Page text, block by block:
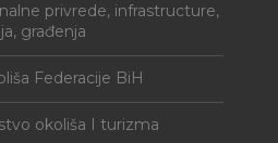
privrede, infrastructure,
građenja
Federacije BiH
okoliša I turizma